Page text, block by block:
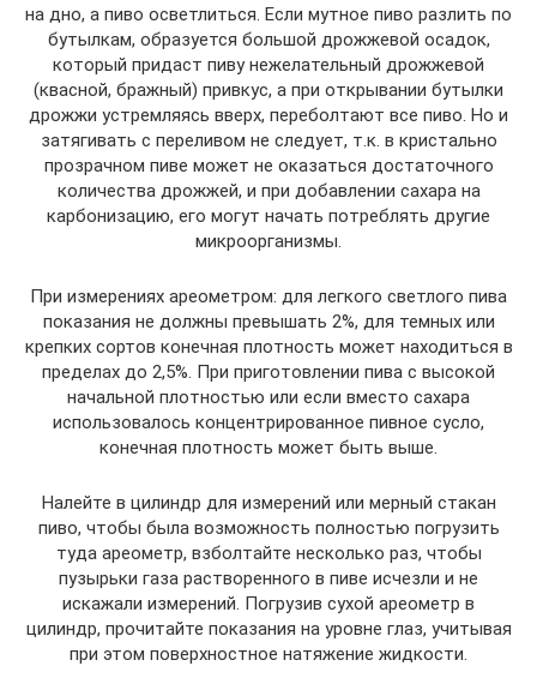
на дно, а пиво осветлиться. Если мутное пиво разлить по
бутылкам, образуется большой дрожжевой осадок,
который придаст пиву нежелательный дрожжевой
(квасной, бражный) привкус, а при открывании бутылки
дрожжи устремляясь вверх, переболтают все пиво. Но и
затягивать с переливом не следует, т.к. в кристально
прозрачном пиве может не оказаться достаточного
количества дрожжей, и при добавлении сахара на
карбонизацию, его могут начать потреблять другие
микроорганизмы.
При измерениях ареометром: для легкого светлого пива
показания не должны превышать 2%, для темных или
крепких сортов конечная плотность может находиться в
пределах до 2,5%. При приготовлении пива с высокой
начальной плотностью или если вместо сахара
использовалось концентрированное пивное сусло,
конечная плотность может быть выше.
Налейте в цилиндр для измерений или мерный стакан
пиво, чтобы была возможность полностью погрузить
туда ареометр, взболтайте несколько раз, чтобы
пузырьки газа растворенного в пиве исчезли и не
искажали измерений. Погрузив сухой ареометр в
цилиндр, прочитайте показания на уровне глаз, учитывая
при этом поверхностное натяжение жидкости.